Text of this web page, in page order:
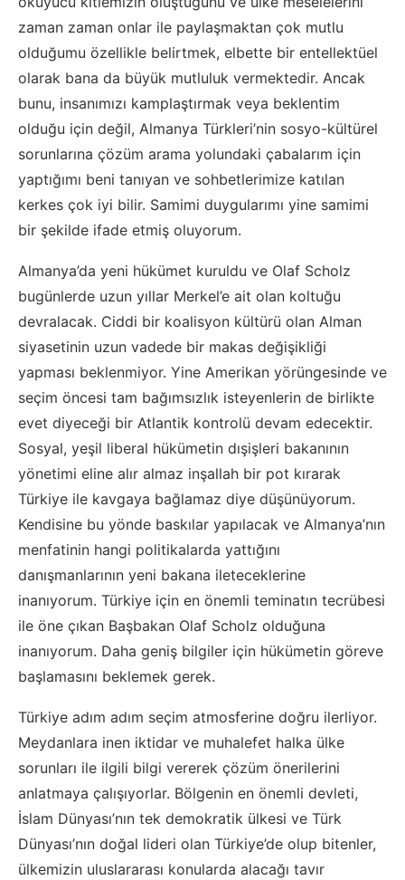
zaman zaman onlar ile paylaşmaktan çok mutlu
olduğumu özellikle belirtmek, elbette bir entellektüel
olarak bana da büyük mutluluk vermektedir. Ancak
bunu, insanımızı kamplaştırmak veya beklentim
olduğu için değil, Almanya Türkleri’nin sosyo-kültürel
sorunlarına çözüm arama yolundaki çabalarım için
yaptığımı beni tanıyan ve sohbetlerimize katılan
kerkes çok iyi bilir. Samimi duygularımı yine samimi
bir şekilde ifade etmiş oluyorum.
Almanya’da yeni hükümet kuruldu ve Olaf Scholz
bugünlerde uzun yıllar Merkel’e ait olan koltuğu
devralacak. Ciddi bir koalisyon kültürü olan Alman
siyasetinin uzun vadede bir makas değişikliği
yapması beklenmiyor. Yine Amerikan yörüngesinde ve
seçim öncesi tam bağımsızlık isteyenlerin de birlikte
evet diyeceği bir Atlantik kontrolü devam edecektir.
Sosyal, yeşil liberal hükümetin dışişleri bakanının
yönetimi eline alır almaz inşallah bir pot kırarak
Türkiye ile kavgaya bağlamaz diye düşünüyorum.
Kendisine bu yönde baskılar yapılacak ve Almanya’nın
menfatinin hangi politikalarda yattığını
danışmanlarının yeni bakana ileteceklerine
inanıyorum. Türkiye için en önemli teminatın tecrübesi
ile öne çıkan Başbakan Olaf Scholz olduğuna
inanıyorum. Daha geniş bilgiler için hükümetin göreve
başlamasını beklemek gerek.
Türkiye adım adım seçim atmosferine doğru ilerliyor.
Meydanlara inen iktidar ve muhalefet halka ülke
sorunları ile ilgili bilgi vererek çözüm önerilerini
anlatmaya çalışıyorlar. Bölgenin en önemli devleti,
İslam Dünyası’nın tek demokratik ülkesi ve Türk
Dünyası’nın doğal lideri olan Türkiye’de olup bitenler,
ülkemizin uluslararası konularda alacağı tavır